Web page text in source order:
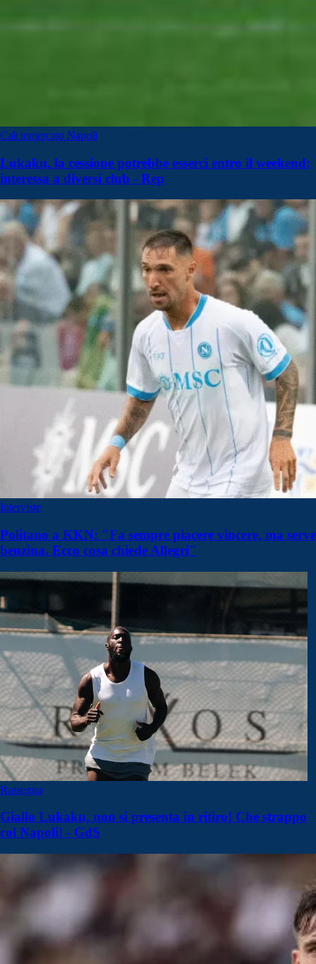
Calciomercato Napoli
Lukaku, la cessione potrebbe esserci entro il weekend:
interessa a diversi club - Rep
Interviste
Politano a KKN: "Fa sempre piacere vincere, ma serve
benzina. Ecco cosa chiede Allegri"
Rassegna
Giallo Lukaku, non si presenta in ritiro! Che strappo
col Napoli! - GdS